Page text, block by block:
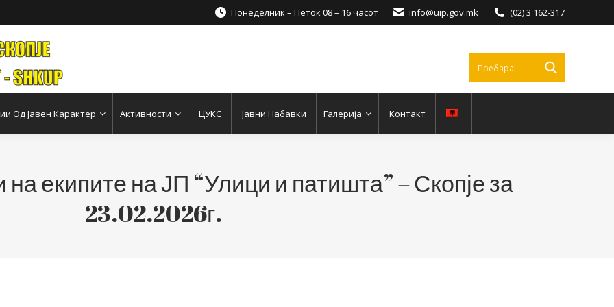
Понеделник – Петок 08 – 16 часот info@uip.gov.mk (02) 3 162-317
Од Јавен Карактер Активности ЦУКС Јавни Набавки Галерија Контакт
на екипите на ЈП “Улици и патишта” – Скопје за
23.02.2026г.